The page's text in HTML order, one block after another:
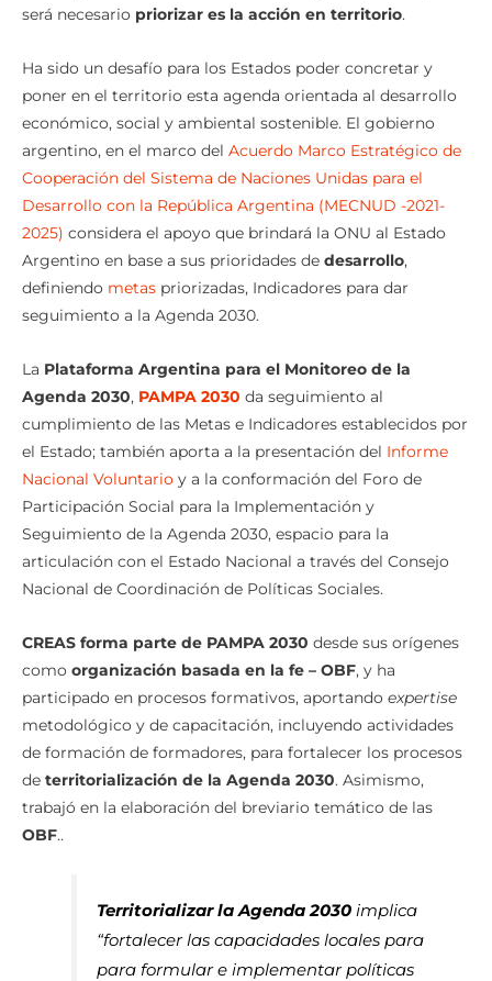
será necesario priorizar es la acción en territorio.
Ha sido un desafío para los Estados poder concretar y
poner en el territorio esta agenda orientada al desarrollo
económico, social y ambiental sostenible. El gobierno
argentino, en el marco del Acuerdo Marco Estratégico de
Cooperación del Sistema de Naciones Unidas para el
Desarrollo con la República Argentina (MECNUD -2021-
2025) considera el apoyo que brindará la ONU al Estado
Argentino en base a sus prioridades de desarrollo,
definiendo metas priorizadas, Indicadores para dar
seguimiento a la Agenda 2030.
La Plataforma Argentina para el Monitoreo de la
Agenda 2030, PAMPA 2030 da seguimiento al
cumplimiento de las Metas e Indicadores establecidos por
el Estado; también aporta a la presentación del Informe
Nacional Voluntario y a la conformación del Foro de
Participación Social para la Implementación y
Seguimiento de la Agenda 2030, espacio para la
articulación con el Estado Nacional a través del Consejo
Nacional de Coordinación de Políticas Sociales.
CREAS forma parte de PAMPA 2030 desde sus orígenes
como organización basada en la fe – OBF, y ha
participado en procesos formativos, aportando expertise
metodológico y de capacitación, incluyendo actividades
de formación de formadores, para fortalecer los procesos
de territorialización de la Agenda 2030. Asimismo,
trabajó en la elaboración del breviario temático de las
OBF..
Territorializar la Agenda 2030 implica
“fortalecer las capacidades locales para
para formular e implementar políticas